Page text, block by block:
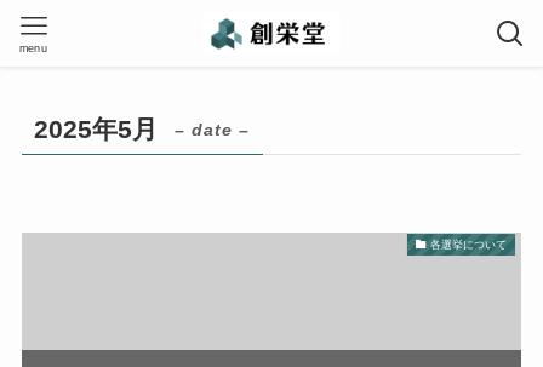
menu
2025年5月 – date –
各選挙について